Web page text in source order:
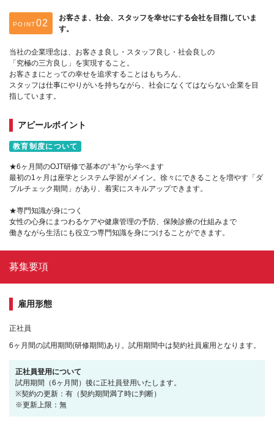
POINT
お客さま、社会、スタッフを幸せにする会社を目指していま
す。
当社の企業理念は、お客さま良し・スタッフ良し・社会良しの
「究極の三方良し」を実現すること。
お客さまにとっての幸せを追求することはもちろん、
スタッフは仕事にやりがいを持ちながら、社会になくてはならない企業を目
指しています。
アピールポイント
教育制度について
★6ヶ月間のOJT研修で基本の“キ”から学べます
最初の1ヶ月は座学とシステム学習がメイン。徐々にできることを増やす「ダ
ブルチェック期間」があり、着実にスキルアップできます。
★専門知識が身につく
女性の心身にまつわるケアや健康管理の予防、保険診療の仕組みまで
働きながら生活にも役立つ専門知識を身につけることができます。
募集要項
雇用形態
正社員
6ヶ月間の試用期間(研修期間)あり。試用期間中は契約社員雇用となります。
正社員登用について
試用期間（6ヶ月間）後に正社員登用いたします。
※契約の更新：有（契約期間満了時に判断）
※更新上限：無